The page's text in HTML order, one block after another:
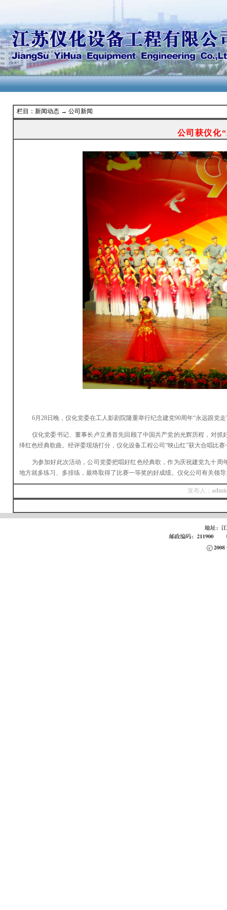
栏目：新闻动态 → 公司新闻
公司获仪化
6月28日晚，仪化党委在工人影剧院隆重举行纪念建党90周年“永远跟党
仪化党委书记、董事长卢立勇首先回顾了中国共产党的光辉历程，对
绎红色经典歌曲。经评委现场打分，仪化设备工程公司“映山红”获大合唱比赛
为参加好此次活动，公司党委把唱好红色经典歌，作为庆祝建党九十
地方就多练习、多排练，最终取得了比赛一等奖的好成绩。仪化公司有关领
发布人：